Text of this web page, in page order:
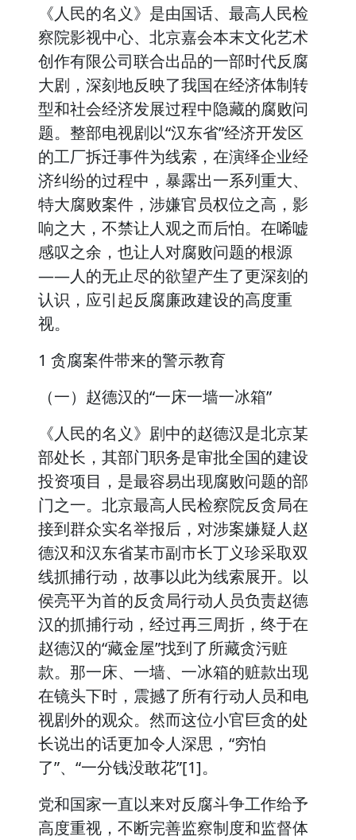
《人民的名义》是由国话、最高人民检
察院影视中心、北京嘉会本末文化艺术
创作有限公司联合出品的一部时代反腐
大剧，深刻地反映了我国在经济体制转
型和社会经济发展过程中隐藏的腐败问
题。整部电视剧以“汉东省”经济开发区
的工厂拆迁事件为线索，在演绎企业经
济纠纷的过程中，暴露出一系列重大、
特大腐败案件，涉嫌官员权位之高，影
响之大，不禁让人观之而后怕。在唏嘘
感叹之余，也让人对腐败问题的根源
——人的无止尽的欲望产生了更深刻的
认识，应引起反腐廉政建设的高度重
视。
1 贪腐案件带来的警示教育
（一）赵德汉的“一床一墙一冰箱”
《人民的名义》剧中的赵德汉是北京某
部处长，其部门职务是审批全国的建设
投资项目，是最容易出现腐败问题的部
门之一。北京最高人民检察院反贪局在
接到群众实名举报后，对涉案嫌疑人赵
德汉和汉东省某市副市长丁义珍采取双
线抓捕行动，故事以此为线索展开。以
侯亮平为首的反贪局行动人员负责赵德
汉的抓捕行动，经过再三周折，终于在
赵德汉的“藏金屋”找到了所藏贪污赃
款。那一床、一墙、一冰箱的赃款出现
在镜头下时，震撼了所有行动人员和电
视剧外的观众。然而这位小官巨贪的处
长说出的话更加令人深思，“穷怕
了”、“一分钱没敢花”[1]。
党和国家一直以来对反腐斗争工作给予
高度重视，不断完善监察制度和监督体